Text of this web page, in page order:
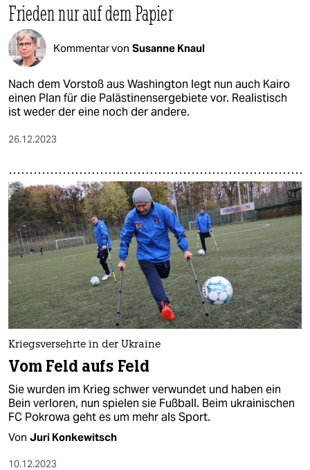
Frieden nur auf dem Papier
Kommentar von Susanne Knaul
Nach dem Vorstoß aus Washington legt nun auch Kairo
einen Plan für die Palästinensergebiete vor. Realistisch
ist weder der eine noch der andere.
26.12.2023
Kriegsversehrte in der Ukraine
Vom Feld aufs Feld
Sie wurden im Krieg schwer verwundet und haben ein
Bein verloren, nun spielen sie Fußball. Beim ukrainischen
FC Pokrowa geht es um mehr als Sport.
Von Juri Konkewitsch
10.12.2023